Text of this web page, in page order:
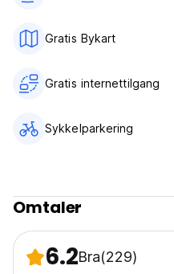
Gratis Bykart
Gratis internettilgang
Sykkelparkering
Omtaler
6.2Bra(229)